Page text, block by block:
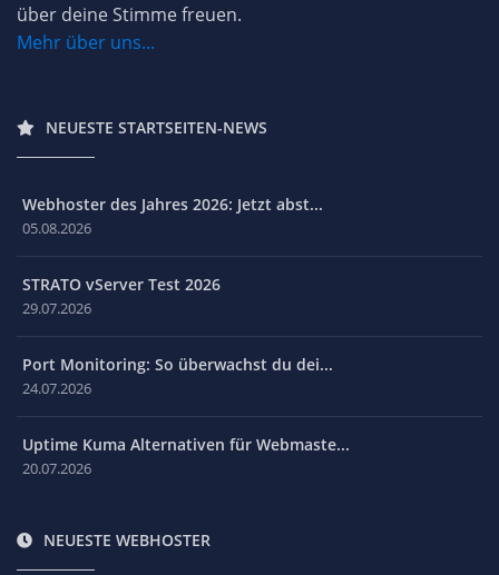
über deine Stimme freuen.
Mehr über uns...
NEUESTE STARTSEITEN-NEWS
Webhoster des Jahres 2026: Jetzt abst...
05.08.2026
STRATO vServer Test 2026
29.07.2026
Port Monitoring: So überwachst du dei...
24.07.2026
Uptime Kuma Alternativen für Webmaste...
20.07.2026
NEUESTE WEBHOSTER